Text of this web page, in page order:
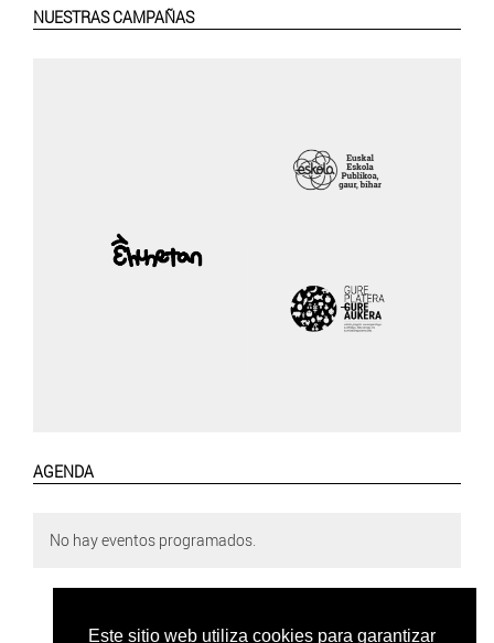
Este sitio web utiliza cookies para garantizar
NUESTRAS CAMPAÑAS
AGENDA
No hay eventos programados.